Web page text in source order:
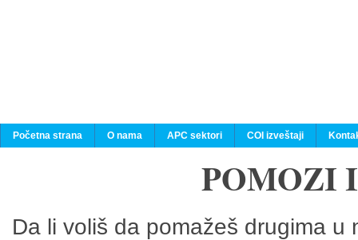
Početna strana O nama APC sektori COI izveštaji
POMOZI
Da li voliš da pomažeš drugima